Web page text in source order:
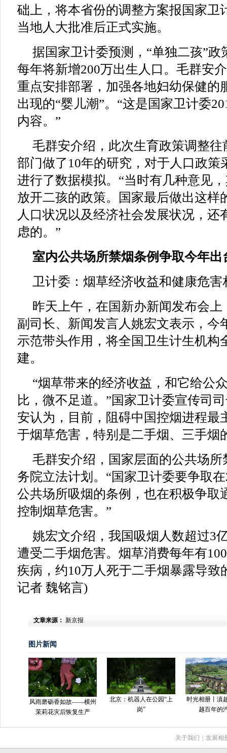
础上，将本省份的调整方案报国家卫
当地人大批准后正式实施。
据国家卫计委预测，“单独二孩”政
每年将新增200万出生人口。毛群安
重点安排部署，加强各地妇幼保健的
出现的“婴儿潮”。“这是国家卫计委
内容。”
毛群安介绍，此次生育政策调整
部门做了10年的研究，对于人口政策
进行了数据模拟。“当时有几种意见
放开二孩的政策。国家最后做出这样
人口状况以及经济社会发展状况，还
虑的。”
室内公共场所禁烟条例争取今年出
卫计委：烟草经济收益和健康危
昨天上午，在国新办新闻发布会
副司长、新闻发言人姚宏文表示，今
示范带头作用，将全国卫生计生机构
建。
“烟草带来的经济收益，和它给公
比，微不足道。”国家卫计委宣传司
安认为，目前，阻碍中国控烟进程最
于烟草危害，特别是二手烟、三手烟
毛群安介绍，国家层面的公共场
务院立法计划。“国家卫计委要争取
公共场所吸烟的条例，也在积极争取
控制烟草危害。”
姚宏文介绍，我国吸烟人数超过3
遭受二手烟危害。烟草消费每年有
疾病，约10万人死于二手烟暴露导致
记者 魏铭言)
文章来源： 新京报